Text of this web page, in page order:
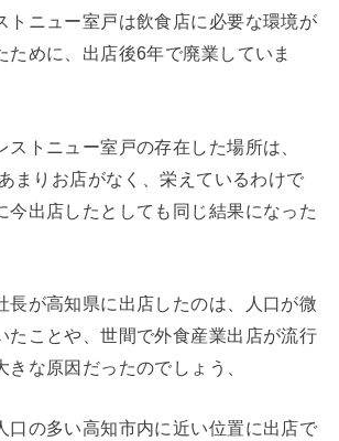
トニュー室戸は飲食店に必要な環境が
ために、出店後6年で廃業していま
ストニュー室戸の存在した場所は、
まりお店がなく、栄えているわけで
今出店したとしても同じ結果になった
長が高知県に出店したのは、人口が微
たことや、世間で外食産業出店が流行
きな原因だったのでしょう、
口の多い高知市内に近い位置に出店で